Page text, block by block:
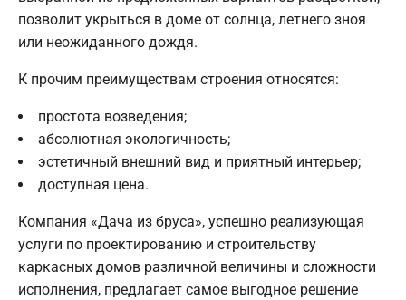
позволит укрыться в доме от солнца, летнего зноя
или неожиданного дождя.
К прочим преимуществам строения относятся:
простота возведения;
абсолютная экологичность;
эстетичный внешний вид и приятный интерьер;
доступная цена.
Компания «Дача из бруса», успешно реализующая
услуги по проектированию и строительству
каркасных домов различной величины и сложности
исполнения, предлагает самое выгодное решение